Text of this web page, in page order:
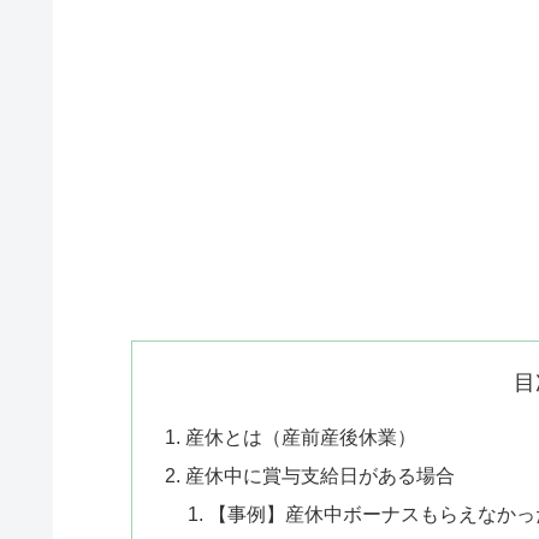
産休とは（産前産後休業）
産休中に賞与支給日がある場合
【事例】産休中ボーナスもらえなか